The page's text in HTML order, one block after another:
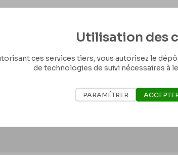
Rops à Armand [Dandoy].
8/49
Cher ArmandAvoue que lorsque je m’y mets, je fais
mon Empereur !Ce qui m’embête le plus c’est que je
m’embête au fond de m’être ainsi flanqué en
attaque d’apoplexie, j’avais bu très peu, étrange,
renseignements sur moi « adroitement »Page 1
suis inquiet : Fais moi le plaisir d’aller jusqu’à la
Utilisation des
ces services tiers, vous autorisez le
de technologies de suivi nécessaires à
PARAMÉTRER